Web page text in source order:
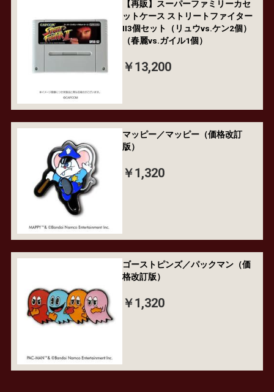
【再販】スーパーファミリーカセ
ットケース ストリートファイター
II3個セット（リュウvs.ケン2個）
（春麗vs.ガイル1個）
￥13,200
マッピー／マッピー（価格改訂
版）
￥1,320
ゴーストピンズ／パックマン（価
格改訂版）
￥1,320